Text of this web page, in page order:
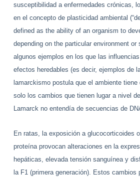
susceptibilidad a enfermedades crónicas,
en el concepto de plasticidad ambiental
defined as the ability of an organism to
depending on the particular environment or
algunos ejemplos en los que las
efectos heredables (es decir, ejemplos de
lamarckismo postula que el ambiente
solo los cambios que tienen lugar a nivel
Lamarck no entendía de secuencias de
En ratas, la exposición a glucocorticoides
proteína provocan alteraciones en la
hepáticas, elevada tensión sanguínea y
la F1 (primera generación). Estos cambios